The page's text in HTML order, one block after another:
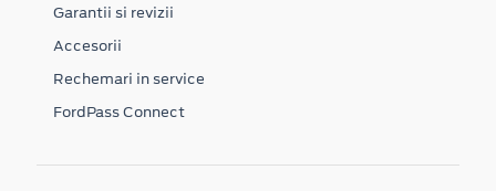
Garantii si revizii
Accesorii
Rechemari in service
FordPass Connect